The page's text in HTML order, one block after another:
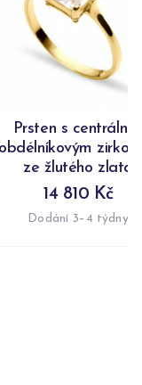
Prsten s
obdélníkovým
ze žlutého zlata
14 810 Kč
Dodání 3–4 týdny